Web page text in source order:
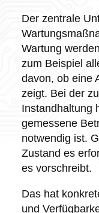
Der zentrale
Wartung
zum Beispiel
davon, ob eine
zeigt. Bei der
Instandhaltung
gemessene
notwendig ist.
Zustand es
es vorschreibt.
Das hat
und